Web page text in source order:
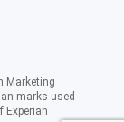
Marketing
marks used
Experian